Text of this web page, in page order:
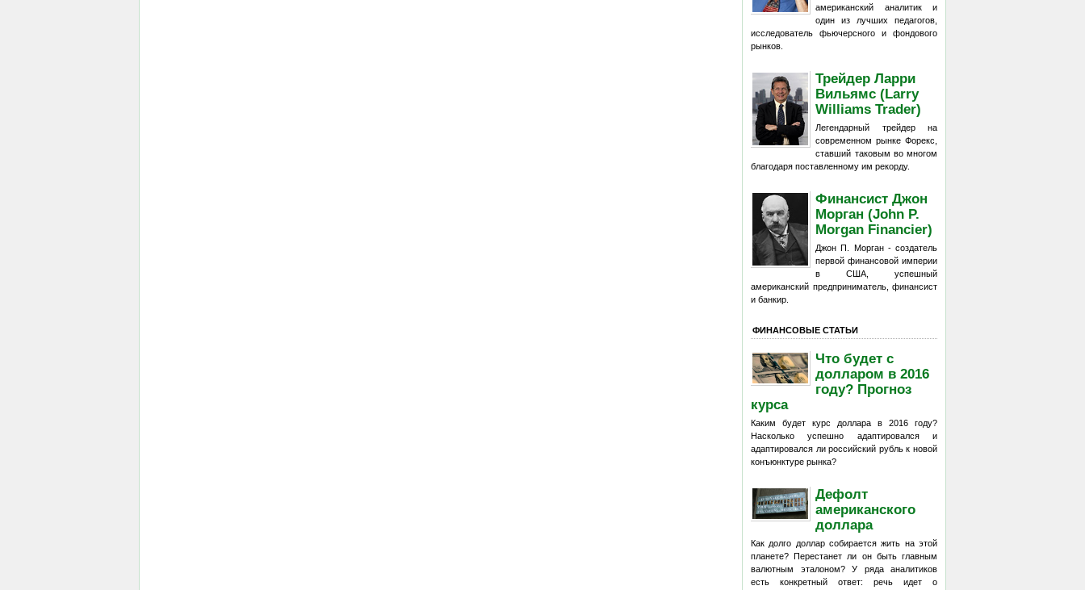
американский аналитик и
один из лучших педагогов,
исследователь фьючерсного и фондового
рынков.
Трейдер Ларри
Вильямс (Larry
Williams Trader)
Легендарный трейдер на
современном рынке Форекс,
ставший таковым во многом
благодаря поставленному им рекорду.
Финансист Джон
Морган (John P.
Morgan Financier)
Джон П. Морган - создатель
первой финансовой империи
в США, успешный
американский предприниматель, финансист
и банкир.
ФИНАНСОВЫЕ СТАТЬИ
Что будет с
долларом в 2016
году? Прогноз
курса
Каким будет курс доллара в 2016 году?
Насколько успешно адаптировался и
адаптировался ли российский рубль к новой
конъюнктуре рынка?
Дефолт
американского
доллара
Как долго доллар собирается жить на этой
планете? Перестанет ли он быть главным
валютным эталоном? У ряда аналитиков
есть конкретный ответ: речь идет о